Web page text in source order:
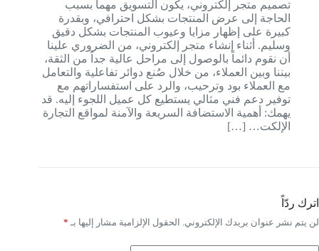
تصميم متجر إلكتروني، يكون التسويق مهماً بسبب
الحاجة إلى عرض المنتجات بشكل احترافي، وبقدرة
كبيرة على إظهار مزايا وعيوب المنتجات بشكل دقيق
وسليم. أثناء إنشاء متجر إلكتروني، من الضروري علينا
أن نقوم دائماً بالوصول إلى مراحل عالية جداً من الثقة،
بيننا وبين العملاء، من خلال صُنع دوائر تفاعلية والتعامل
مع العملاء بود وترحيب، والرد على استفساراتهم مع
توفير دعم فني مثالي يستطيع كل عميل اللجوء إليه. قد
يهمك: أهمية الاستضافة السريعة والآمنة لمواقع التجارة
الإلكت… […]
اترك ردّاً
لن يتم نشر عنوان بريدك الإلكتروني. الحقول الإلزامية مشار إليها بـ *